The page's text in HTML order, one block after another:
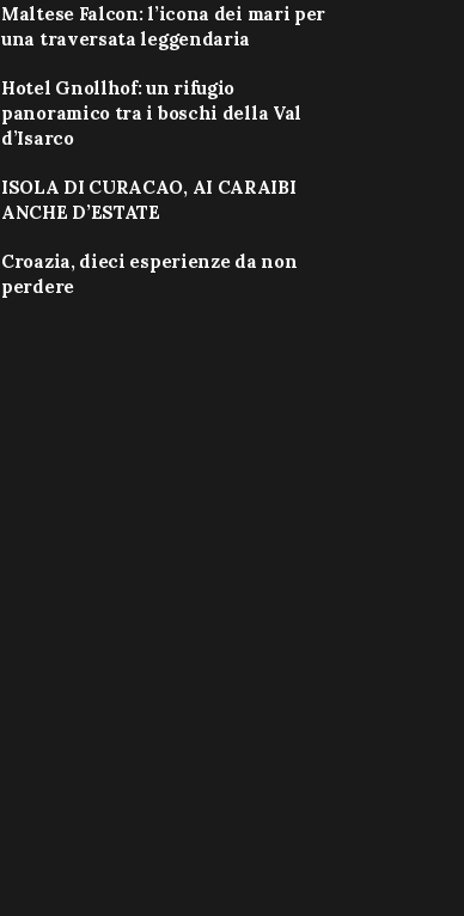
Maltese Falcon: l’icona dei mari per
una traversata leggendaria
Hotel Gnollhof: un rifugio
panoramico tra i boschi della Val
d’Isarco
ISOLA DI CURACAO, AI CARAIBI
ANCHE D’ESTATE
Croazia, dieci esperienze da non
perdere